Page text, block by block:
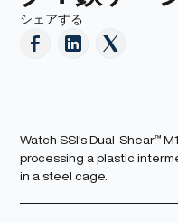
シェアする
Watch SSI's Dual-Shear™
processing a plastic
in a steel cage.